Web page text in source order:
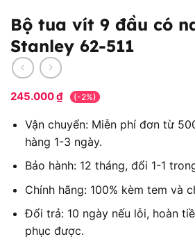
Bộ tua vít 9 đầu có
Stanley 62-511
245.000₫ (-2%)
Vận chuyển: Miễn phí đơn từ
hàng 1-3 ngày.
Bảo hành: 12 tháng, đổi 1-1
Chính hãng: 100% kèm tem và
Đổi trả: 10 ngày nếu lỗi, hoàn
phục được.